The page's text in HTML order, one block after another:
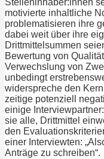
Stelleninhaber:innen
motivierte inhaltliche
problematisieren ihre
dabei weit über ihre
Drittmittelsummen
Bewertung von
Verwechslung von
unbedingt
widerspreche den
zeitige potenziell
einige
sie alle, Drittmittel
den
einer Interviewten:
Anträge zu schreiben“.